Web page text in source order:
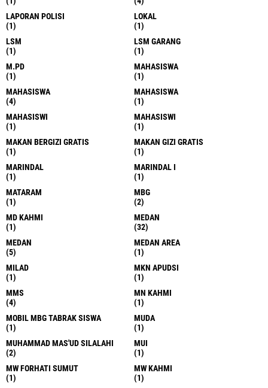
LAPORAN POLISI
(1)
LOKAL
(1)
LSM
(1)
LSM GARANG
(1)
M.PD
(1)
MAHASISWA
(1)
MAHASISWA
(4)
MAHASISWA
(1)
MAHASISWI
(1)
MAHASISWI
(1)
MAKAN BERGIZI GRATIS
(1)
MAKAN GIZI GRATIS
(1)
MARINDAL
(1)
MARINDAL I
(1)
MATARAM
(1)
MBG
(2)
MD KAHMI
(1)
MEDAN
(32)
MEDAN
(5)
MEDAN AREA
(1)
MILAD
(1)
MKN APUDSI
(1)
MMS
(4)
MN KAHMI
(1)
MOBIL MBG TABRAK SISWA
(1)
MUDA
(1)
MUHAMMAD MAS'UD SILALAHI
(2)
MUI
(1)
MW FORHATI SUMUT
(1)
MW KAHMI
(1)